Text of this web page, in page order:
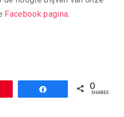
Facebook pagina.
0
SHARES